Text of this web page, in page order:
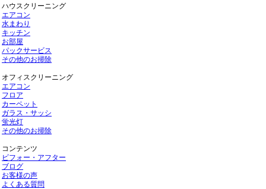
ハウスクリーニング
エアコン
水まわり
キッチン
お部屋
パックサービス
その他のお掃除
オフィスクリーニング
エアコン
フロア
カーペット
ガラス・サッシ
蛍光灯
その他のお掃除
コンテンツ
ビフォー・アフター
ブログ
お客様の声
よくある質問